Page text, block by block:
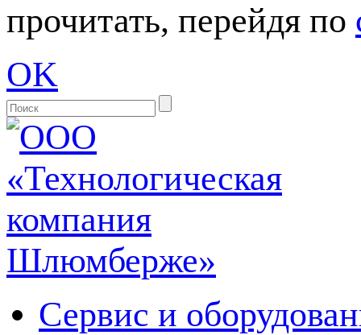
прочитать, перейдя по
OK
Сервис и